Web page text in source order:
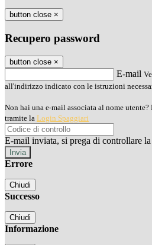
button close ×
Recupero password
button close ×
E-mail
all'indirizzo indicato con le istruzioni
Non hai una e-mail associata al nome
tramite la Login Spaggiari
E-mail inviata, si prega di controllare
Errore
Chiudi
Successo
Chiudi
Informazione